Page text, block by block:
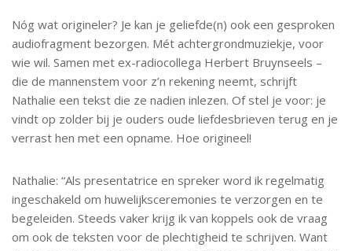
Nóg wat origineler? Je kan je geliefde(n) ook een gesproken
audiofragment bezorgen. Mét achtergrondmuziekje, voor
wie wil. Samen met ex-radiocollega Herbert Bruynseels –
die de mannenstem voor z’n rekening neemt, schrijft
Nathalie een tekst die ze nadien inlezen. Of stel je voor: je
vindt op zolder bij je ouders oude liefdesbrieven terug en je
verrast hen met een opname. Hoe origineel!
Nathalie: “Als presentatrice en spreker word ik regelmatig
ingeschakeld om huwelijksceremonies te verzorgen en te
begeleiden. Steeds vaker krijg ik van koppels ook de vraag
om ook de teksten voor de plechtigheid te schrijven. Want